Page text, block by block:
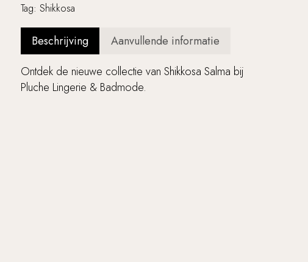
Tag:Shikkosa
Beschrijving
Aanvullende informatie
Ontdek de nieuwe collectie van Shikkosa Salma bij
Pluche Lingerie & Badmode.